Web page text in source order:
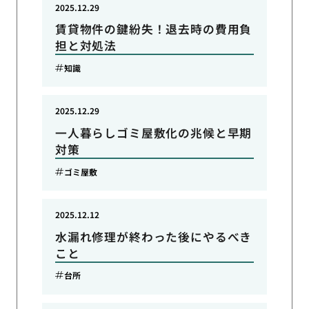
賃貸物件の鍵紛失！退去時の費用負
担と対処法
2025.12.29
知識
一人暮らしゴミ屋敷化の兆候と早期
対策
2025.12.29
ゴミ屋敷
水漏れ修理が終わった後にやるべき
こと
2025.12.12
台所